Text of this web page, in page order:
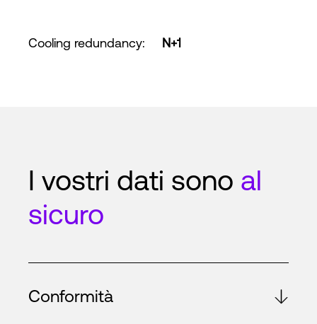
Cooling redundancy: N+1
I vostri dati sono al
sicuro
Conformità